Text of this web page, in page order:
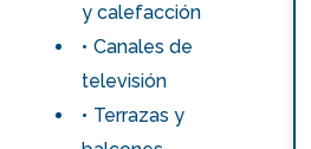
y calefacción
Canales de
televisión
Terrazas y